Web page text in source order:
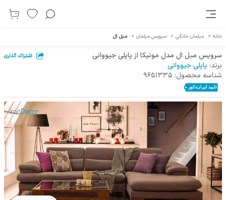
خانه > مبلمان خانگی > سرویس مبلمان > مبل ال
سرویس مبل ال مدل مونیکا از پاپلی جیووانی اشتراک گذاری
برند: پاپلی جیووانی
شناسه محصول: 9651335